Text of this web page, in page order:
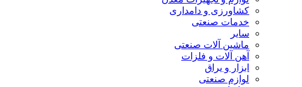
کشاورزی و دامداری
خدمات صنعتی
سایر
ماشین آلات صنعتی
آهن آلات و فلزات
ابزار و یراق
لوازم صنعتی